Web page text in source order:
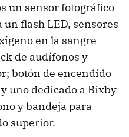
un sensor fotográfico
flash LED, sensores
en la sangre
de audífonos y
botón de encendido
uno dedicado a Bixby
y bandeja para
superior.